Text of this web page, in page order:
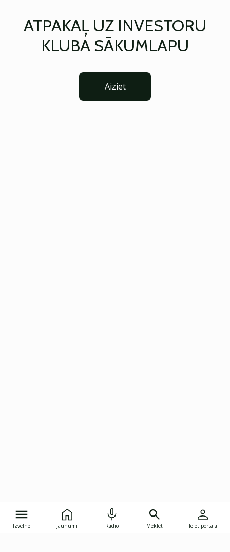
ATPAKAĻ UZ INVESTORU
KLUBA SĀKUMLAPU
Aiziet
Izvēlne Jaunumi Radio Meklēt Ieiet portālā